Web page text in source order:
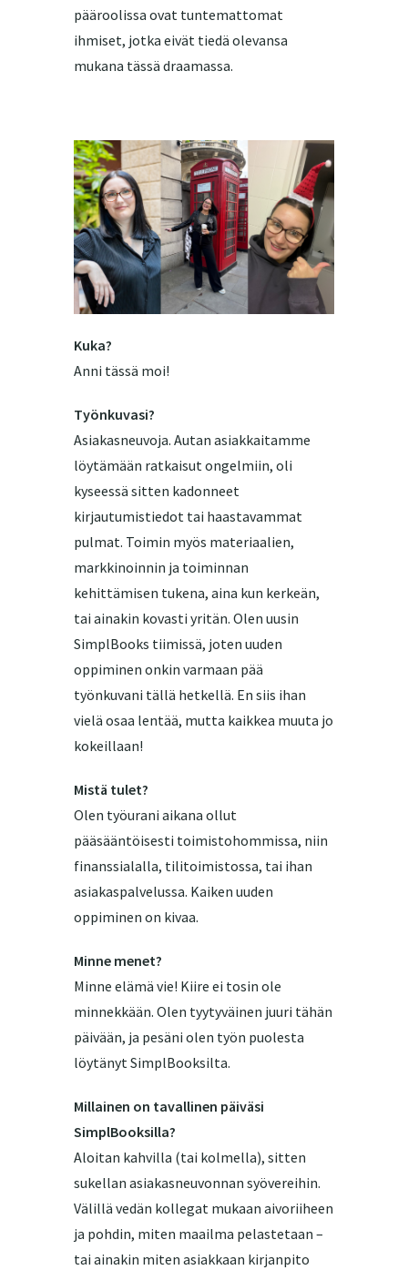
pääroolissa ovat tuntemattomat
ihmiset, jotka eivät tiedä olevansa
mukana tässä draamassa.
Kuka?
Anni tässä moi!
Työnkuvasi?
Asiakasneuvoja. Autan asiakkaitamme
löytämään ratkaisut ongelmiin, oli
kyseessä sitten kadonneet
kirjautumistiedot tai haastavammat
pulmat. Toimin myös materiaalien,
markkinoinnin ja toiminnan
kehittämisen tukena, aina kun kerkeän,
tai ainakin kovasti yritän. Olen uusin
SimplBooks tiimissä, joten uuden
oppiminen onkin varmaan pää
työnkuvani tällä hetkellä. En siis ihan
vielä osaa lentää, mutta kaikkea muuta jo
kokeillaan!
Mistä tulet?
Olen työurani aikana ollut
pääsääntöisesti toimistohommissa, niin
finanssialalla, tilitoimistossa, tai ihan
asiakaspalvelussa. Kaiken uuden
oppiminen on kivaa.
Minne menet?
Minne elämä vie! Kiire ei tosin ole
minnekkään. Olen tyytyväinen juuri tähän
päivään, ja pesäni olen työn puolesta
löytänyt SimplBooksilta.
Millainen on tavallinen päiväsi
SimplBooksilla?
Aloitan kahvilla (tai kolmella), sitten
sukellan asiakasneuvonnan syövereihin.
Välillä vedän kollegat mukaan aivoriiheen
ja pohdin, miten maailma pelastetaan –
tai ainakin miten asiakkaan kirjanpito